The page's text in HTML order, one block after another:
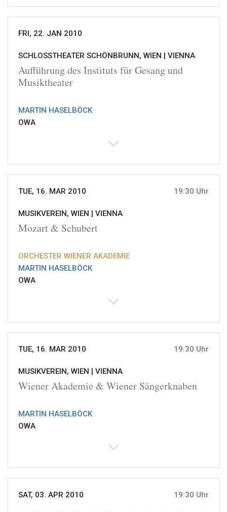
FRI, 22. JAN 2010
SCHLOSSTHEATER SCHÖNBRUNN, WIEN | VIENNA
Aufführung des Instituts für Gesang und
Musiktheater
MARTIN HASELBÖCK
OWA
TUE, 16. MAR 2010 19:30 Uhr
MUSIKVEREIN, WIEN | VIENNA
Mozart & Schubert
ORCHESTER WIENER AKADEMIE
MARTIN HASELBÖCK
OWA
TUE, 16. MAR 2010 19:30 Uhr
MUSIKVEREIN, WIEN | VIENNA
Wiener Akademie & Wiener Sängerknaben
MARTIN HASELBÖCK
OWA
SAT, 03. APR 2010 19:30 Uhr